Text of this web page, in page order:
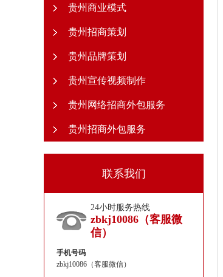
贵州商业模式
贵州招商策划
贵州品牌策划
贵州宣传视频制作
贵州网络招商外包服务
贵州招商外包服务
联系我们
24小时服务热线
zbkj10086（客服微
信）
手机号码
zbkj10086（客服微信）